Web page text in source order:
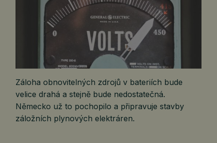
Záloha obnovitelných zdrojů v bateriích bude
velice drahá a stejně bude nedostatečná.
Německo už to pochopilo a připravuje stavby
záložních plynových elektráren.